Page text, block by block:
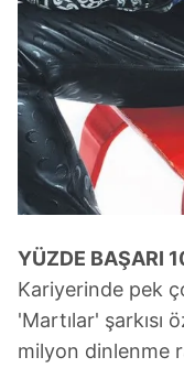
YÜZDE BAŞARI
Kariyerinde pek
'Martılar' şarkısı
milyon dinlenme